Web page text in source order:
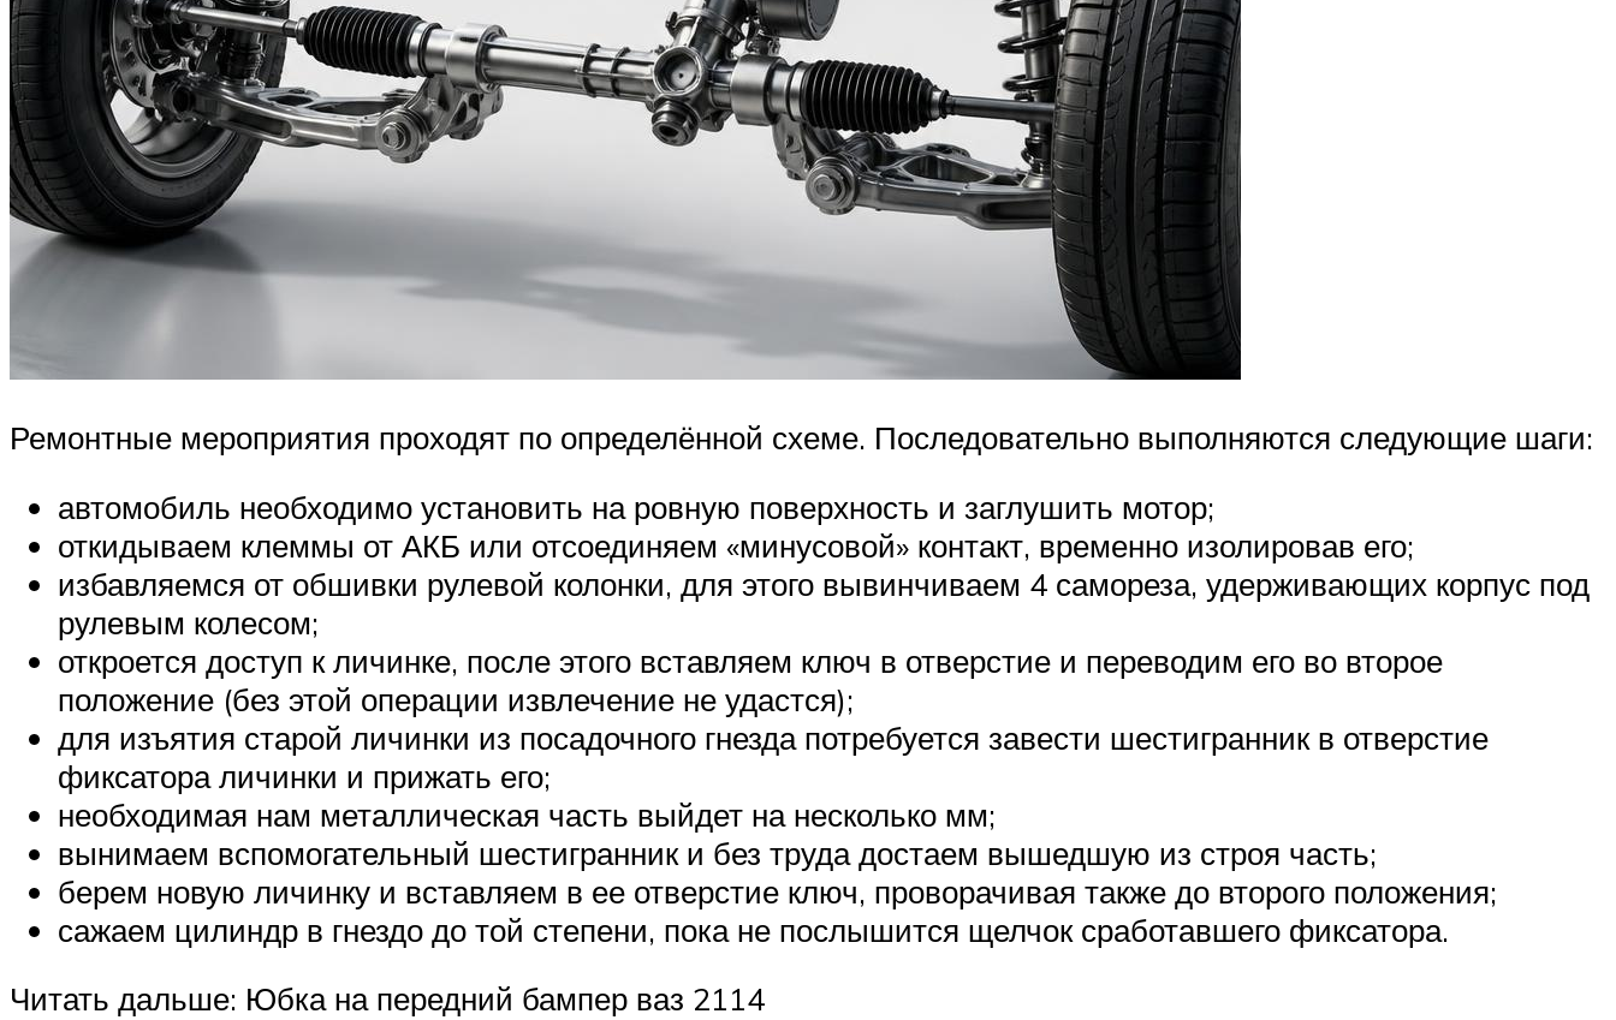
Ремонтные мероприятия проходят по определённой схеме. Последовательно выполняются следующие шаги:
автомобиль необходимо установить на ровную поверхность и заглушить мотор;
откидываем клеммы от АКБ или отсоединяем «минусовой» контакт, временно изолировав его;
избавляемся от обшивки рулевой колонки, для этого вывинчиваем 4 самореза, удерживающих корпус под
рулевым колесом;
откроется доступ к личинке, после этого вставляем ключ в отверстие и переводим его во второе
положение (без этой операции извлечение не удастся);
для изъятия старой личинки из посадочного гнезда потребуется завести шестигранник в отверстие
фиксатора личинки и прижать его;
необходимая нам металлическая часть выйдет на несколько мм;
вынимаем вспомогательный шестигранник и без труда достаем вышедшую из строя часть;
берем новую личинку и вставляем в ее отверстие ключ, проворачивая также до второго положения;
сажаем цилиндр в гнездо до той степени, пока не послышится щелчок сработавшего фиксатора.
Читать дальше: Юбка на передний бампер ваз 2114